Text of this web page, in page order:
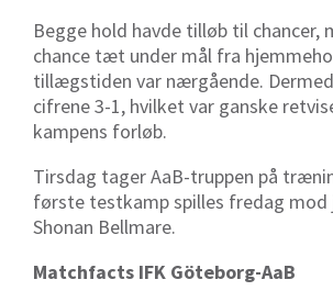
Begge hold havde tilløb til chancer,
chance tæt under mål fra
tillægstiden var nærgående.
cifrene 3-1, hvilket var ganske
kampens forløb.
Tirsdag tager AaB-truppen på
første testkamp spilles fredag mod
Shonan Bellmare.
Matchfacts IFK Göteborg-AaB